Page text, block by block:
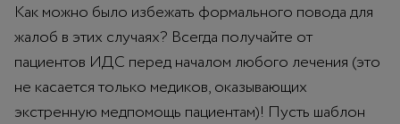
Как можно было избежать формального повода для
жалоб в этих случаях? Всегда получайте от
пациентов ИДС перед началом любого лечения (это
не касается только медиков, оказывающих
экстренную медпомощь пациентам)! Пусть шаблон